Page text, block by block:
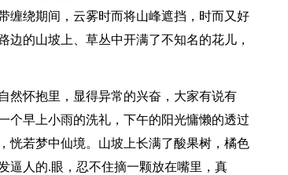
缠绕期间，云雾时而将山峰遮挡，时而又好
的山坡上、草丛中开满了不知名的花儿，
然怀抱里，显得异常的兴奋，大家有说有
个早上小雨的洗礼，下午的阳光慵懒的透过
恍若梦中仙境。山坡上长满了酸果树，橘色
逼人的.眼，忍不住摘一颗放在嘴里，真